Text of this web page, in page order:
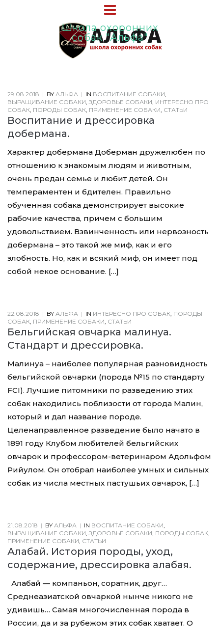
Школа охоронних
собак "Альфа"
29.08.2018 | BY АЛЬФА | IN ВОСПИТАНИЕ СОБАКИ,
ВЫРАЩИВАНИЕ СОБАКИ, ЗДОРОВЬЕ СОБАКИ, ИНТЕРЕСНО ПРО
СОБАК, ПОРОДЫ СОБАК, ПРИМЕНЕНИЕ СОБАКИ, СТАТЬИ
Воспитание и дрессировка
добермана.
Характер добермана Доберман дружелюбен по
отношению к знакомым людям и животным,
очень предан семье и любит детей. Он
темпераментен и бдителен. Правильно
обученная собака демонстрирует высокие
рабочие качества, причем с большим
удовольствием. Взвинченность или нервозность
добермана – это такой же миф, как и его
злобность. Но, как и всякий миф, он имеет под
собой некое основание. […]
22.08.2018 | BY АЛЬФА | IN ИНТЕРЕСНО ПРО СОБАК, ПОРОДЫ
СОБАК, ПРИМЕНЕНИЕ СОБАКИ, СТАТЬИ
Бельгийская овчарка малинуа.
Стандарт и дрессировка.
Малинуа – наиболее популярная разновидность
бельгийской овчарки (порода №15 по стандарту
FCI). Лучшие питомники по разведению этих
собак находились поблизости от города Малин,
который и дал название породе.
Целенаправленное разведение было начато в
1891 году Клубом любителей бельгийских
овчарок и профессором-ветеринаром Адольфом
Рийулом. Он отобрал наиболее умных и сильных
собак из числа местных пастушьих овчарок, […]
21.08.2018 | BY АЛЬФА | IN ВОСПИТАНИЕ СОБАКИ,
ВЫРАЩИВАНИЕ СОБАКИ, ЗДОРОВЬЕ СОБАКИ, ПОРОДЫ СОБАК,
ПРИМЕНЕНИЕ СОБАКИ, СТАТЬИ
Алабай. История породы, уход,
содержание, дрессировка алабая.
Алабай — компаньон, соратник, друг…
Среднеазиатской овчаркой нынче никого не
удивишь… Самая многочисленная порода в
России, да и за рубежом этих собак хватает. О